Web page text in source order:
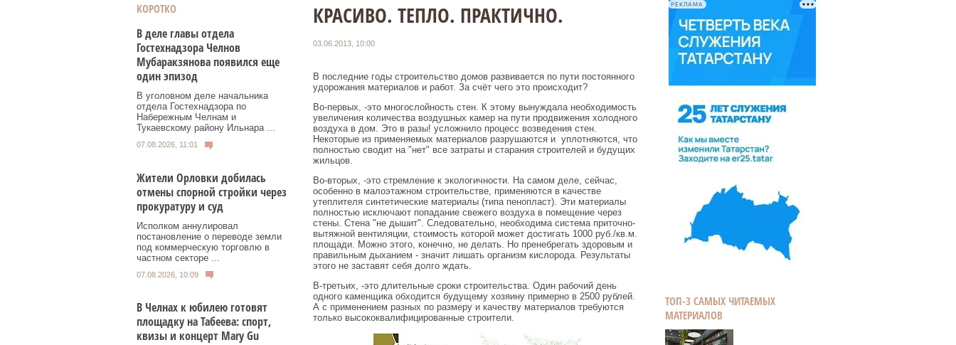
КОРОТКО
В деле главы отдела
Гостехнадзора Челнов
Мубаракзянова появился еще
один эпизод
В уголовном деле начальника
отдела Гостехнадзора по
Набережным Челнам и
Тукаевскому району Ильнара ...
07.08.2026, 11:01
Жители Орловки добилась
отмены спорной стройки через
прокуратуру и суд
Исполком аннулировал
постановление о переводе земли
под коммерческую торговлю в
частном секторе ...
07.08.2026, 10:09
В Челнах к юбилею готовят
площадку на Табеева: спорт,
квизы и концерт Mary Gu
КРАСИВО. ТЕПЛО. ПРАКТИЧНО.
03.06.2013, 10:00
В последние годы строительство домов развивается по пути постоянного
удорожания материалов и работ. За счёт чего это происходит?
Во-первых, -это многослойность стен. К этому вынуждала необходимость
увеличения количества воздушных камер на пути продвижения холодного
воздуха в дом. Это в разы! усложнило процесс возведения стен.
Некоторые из применяемых материалов разрушаются и уплотняются, что
полностью сводит на "нет" все затраты и старания строителей и будущих
жильцов.
Во-вторых, -это стремление к экологичности. На самом деле, сейчас,
особенно в малоэтажном строительстве, применяются в качестве
утеплителя синтетические материалы (типа пенопласт). Эти материалы
полностью исключают попадание свежего воздуха в помещение через
стены. Стена "не дышит". Следовательно, необходима система приточно-
вытяжной вентиляции, стоимость которой может достигать 1000 руб./кв.м.
площади. Можно этого, конечно, не делать. Но пренебрегать здоровым и
правильным дыханием - значит лишать организм кислорода. Результаты
этого не заставят себя долго ждать.
В-третьих, -это длительные сроки строительства. Один рабочий день
одного каменщика обходится будущему хозяину примерно в 2500 рублей.
А с применением разных по размеру и качеству материалов требуются
только высококвалифицированные строители.
РЕКЛАМА
ТОП-3 САМЫХ ЧИТАЕМЫХ
МАТЕРИАЛОВ